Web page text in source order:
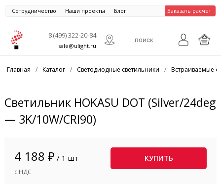
Сотрудничество Наши проекты Блог Заказать расчет
8 (499) 322-20-84
sale@ulight.ru
Главная / Каталог / Светодиодные светильники / Встраиваемые
Светильник HOKASU DOT (Silver/24deg
— 3K/10W/CRI90)
4 188 ₽ / 1 шт
с НДС
КУПИТЬ